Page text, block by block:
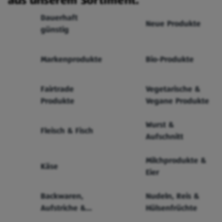
Dauerhaft
günstig
Neue Produkte
Markenprodukte Bio-Produkte
Fairtrade
Produkte
Vegetarische &
Vegane Produkte
Fleisch & Fisch
Wurst &
Aufschnitt
Käse
Milchprodukte &
Eier
Backwaren,
Aufstriche &
Nudeln, Reis &
Hülsenfrüchte